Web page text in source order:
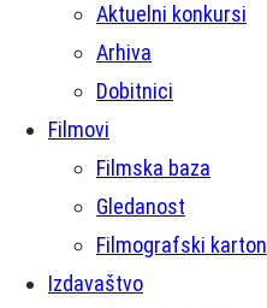
Aktuelni konkursi
Arhiva
Dobitnici
Filmovi
Filmska baza
Gledanost
Filmografski karton
Izdavaštvo